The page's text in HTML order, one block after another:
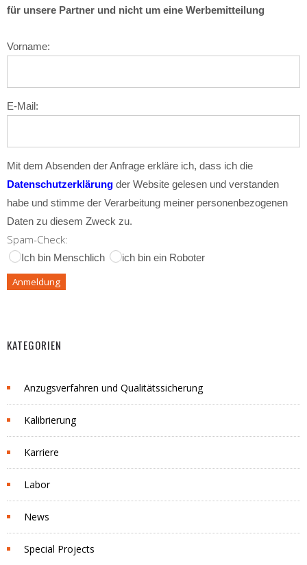
für unsere Partner und nicht um eine Werbemitteilung
Vorname:
E-Mail:
Mit dem Absenden der Anfrage erkläre ich, dass ich die
Datenschutzerklärung der Website gelesen und verstanden
habe und stimme der Verarbeitung meiner personenbezogenen
Daten zu diesem Zweck zu.
Spam-Check:
Ich bin Menschlich ich bin ein Roboter
KATEGORIEN
Anzugsverfahren und Qualitätssicherung
Kalibrierung
Karriere
Labor
News
Special Projects